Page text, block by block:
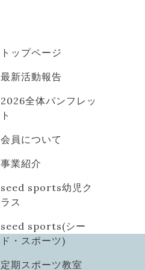
トップページ
最新活動報告
2026全体パンフレッ
ト
会員について
事業紹介
seed sports幼児ク
ラス
seed sports(シー
ド・スポーツ)
定期スポーツ教室